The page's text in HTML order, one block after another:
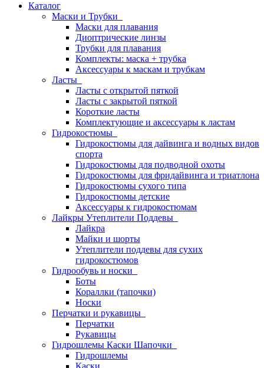
Каталог
Маски и Трубки
Маски для плавания
Диоптрические линзы
Трубки для плавания
Комплекты: маска + трубка
Аксессуары к маскам и трубкам
Ласты
Ласты с открытой пяткой
Ласты с закрытой пяткой
Короткие ласты
Комплектующие и аксессуары к ластам
Гидрокостюмы
Гидрокостюмы для дайвинга и водных видов
спорта
Гидрокостюмы для подводной охоты
Гидрокостюмы для фридайвинга и триатлона
Гидрокостюмы сухого типа
Гидрокостюмы детские
Аксессуары к гидрокостюмам
Лайкры Утеплители Поддевы
Лайкра
Майки и шорты
Утеплители поддевы для сухих
гидрокостюмов
Гидрообувь и носки
Боты
Кораллки (тапочки)
Носки
Перчатки и рукавицы
Перчатки
Рукавицы
Гидрошлемы Каски Шапочки
Гидрошлемы
Каски